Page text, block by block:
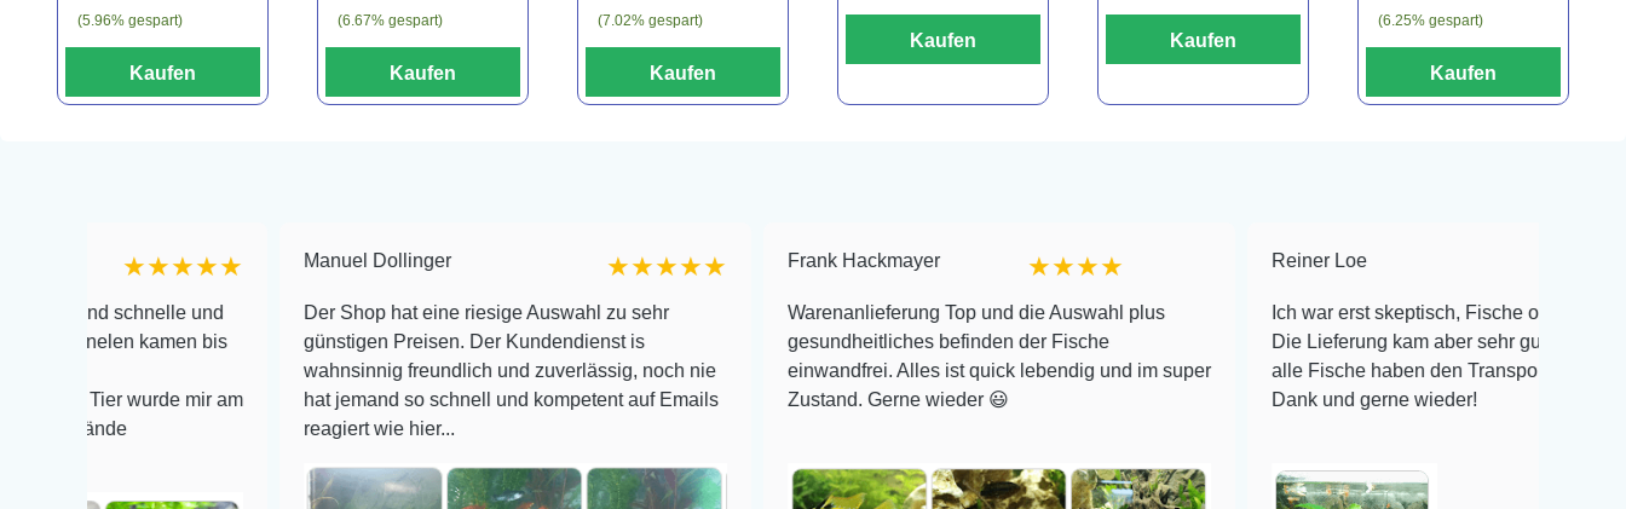
(5.96% gespart)
Kaufen
(6.67% gespart)
Kaufen
(7.02% gespart)
Kaufen
Kaufen Kaufen
(6.25% gespart)
Kaufen
★★★★★
schnelle und
kamen bis
Tier wurde mir am
Manuel Dollinger ★★★★★
Der Shop hat eine riesige Auswahl zu sehr
günstigen Preisen. Der Kundendienst is
wahnsinnig freundlich und zuverlässig, noch nie
hat jemand so schnell und kompetent auf Emails
reagiert wie hier...
Frank Hackmayer ★★★★
Warenanlieferung Top und die Auswahl plus
gesundheitliches befinden der Fische
einwandfrei. Alles ist quick lebendig und im super
Zustand. Gerne wieder 😃
Reiner Loe
Ich war erst skeptisch, Fische online zu bestellen!
Die Lieferung kam aber sehr gut verpackt an und
alle Fische haben den Transport überlebt! Vielen
Dank und gerne wieder!